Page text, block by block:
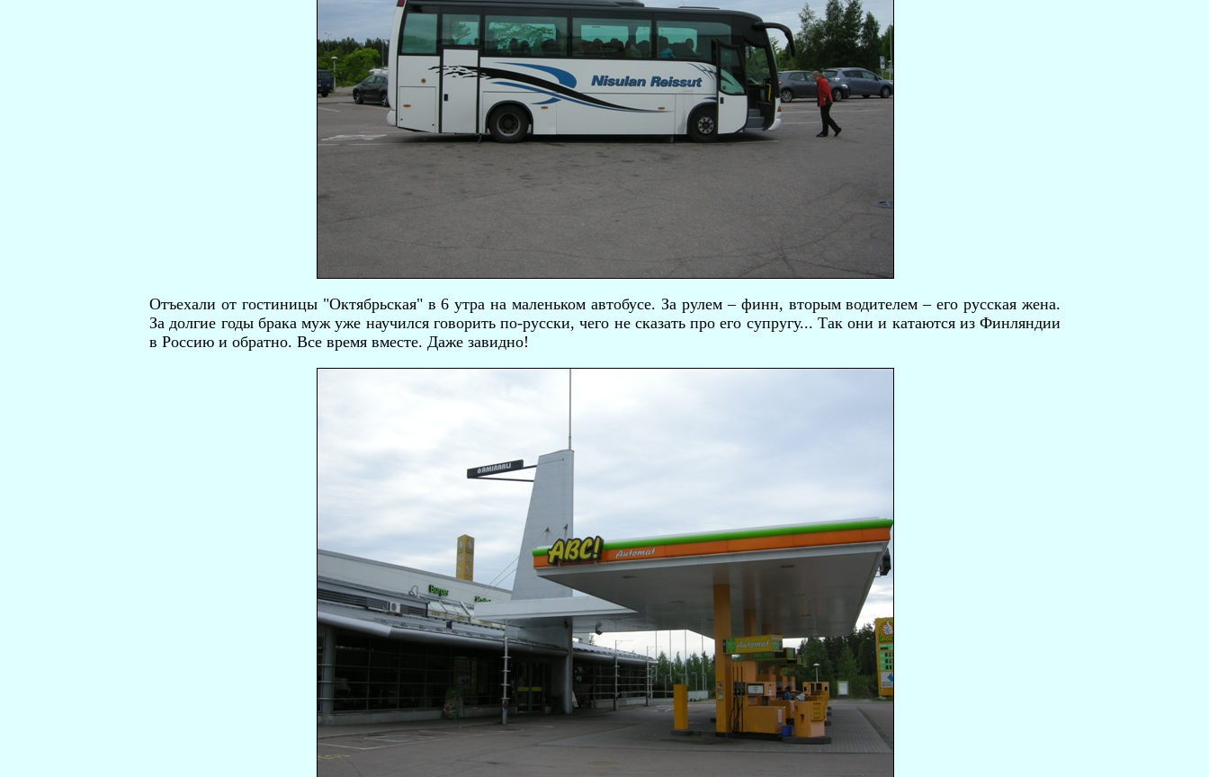
Отъехали от гостиницы "Октябрьская" в 6 утра на маленьком автобусе. За рулем – финн, вторым водителем – его русская жена.
За долгие годы брака муж уже научился говорить по-русски, чего не сказать про его супругу... Так они и катаются из Финляндии
в Россию и обратно. Все время вместе. Даже завидно!